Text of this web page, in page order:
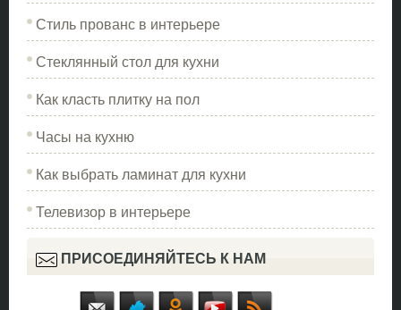
Стиль прованс в интерьере
Стеклянный стол для кухни
Как класть плитку на пол
Часы на кухню
Как выбрать ламинат для кухни
Телевизор в интерьере
ПРИСОЕДИНЯЙТЕСЬ К НАМ